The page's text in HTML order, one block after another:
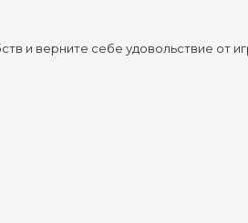
и верните себе удовольствие от